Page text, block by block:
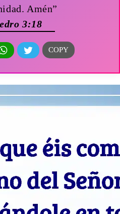
Amén”
3:18